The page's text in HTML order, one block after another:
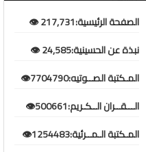
الصفحة الرئيسية:217,731 👁️
نبذة عن الحسينية:24,585 👁️
المـكتبة الصــوتيه:7704790👁️
الـــقــران الــكـريم:500661👁️
المـكتبة الـمــرئية:1254483👁️